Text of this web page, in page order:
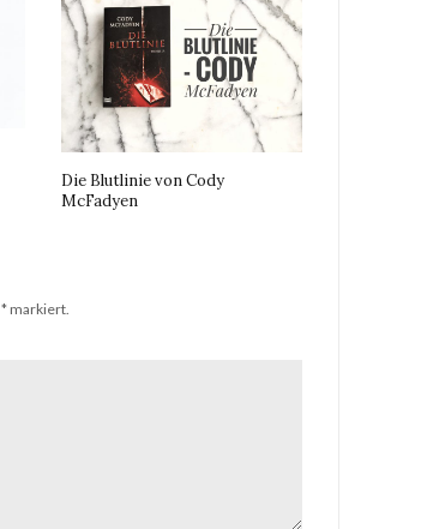
Die Blutlinie von Cody
McFadyen
*markiert.